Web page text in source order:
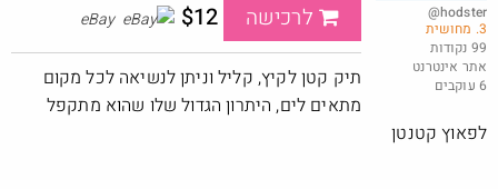
טיב טעם - 50% הנחה על מגוון מוצרים לחברי מועדון
@BarakElisha00
4 · 3 · 206
@hodster
3. מחושית
99 נקודות
אתר אינטרנט
6 עוקבים
לרכישה $12
eBay
תיק קטן לקיץ, קליל וניתן לנשיאה לכל מקום
מתאים לים, היתרון הגדול שלו שהוא מתקפל
לפאוץ קטנטן